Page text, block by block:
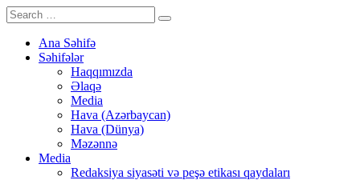
Ana Səhifə
Səhifələr
Haqqımızda
Əlaqə
Media
Hava (Azərbaycan)
Hava (Dünya)
Məzənnə
Media
Redaksiya siyasəti və peşə etikası qaydaları